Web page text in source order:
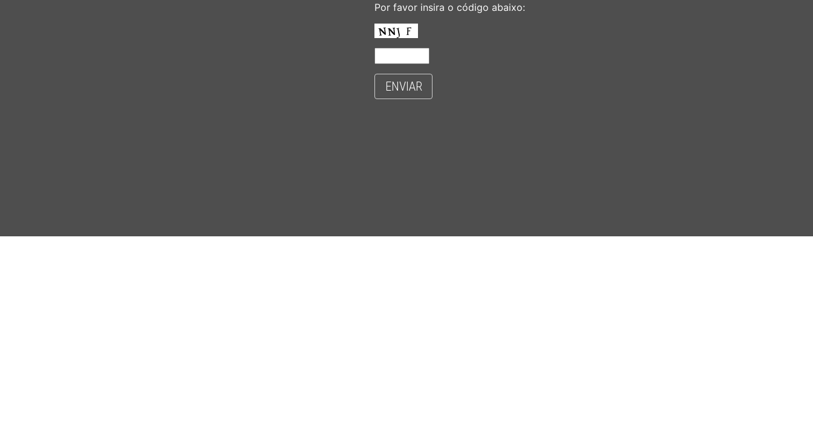
Por favor insira o código abaixo:
ENVIAR